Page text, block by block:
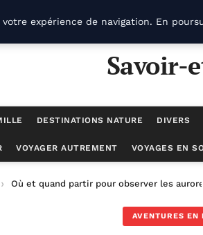
Savoir-
DESTINATIONS NATURE DIVERS
VOYAGER AUTREMENT VOYAGES EN
Où et quand partir pour observer les
AVENTURES EN
expérience de navigation. En